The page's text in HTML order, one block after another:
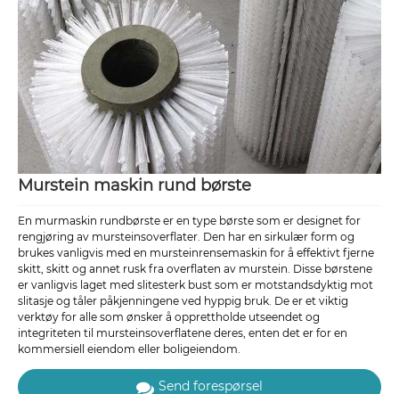
Murstein maskin rund børste
En murmaskin rundbørste er en type børste som er designet for
rengjøring av mursteinsoverflater. Den har en sirkulær form og
brukes vanligvis med en mursteinrensemaskin for å effektivt fjerne
skitt, skitt og annet rusk fra overflaten av murstein. Disse børstene
er vanligvis laget med slitesterk bust som er motstandsdyktig mot
slitasje og tåler påkjenningene ved hyppig bruk. De er et viktig
verktøy for alle som ønsker å opprettholde utseendet og
integriteten til mursteinsoverflatene deres, enten det er for en
kommersiell eiendom eller boligeiendom.
Send forespørsel